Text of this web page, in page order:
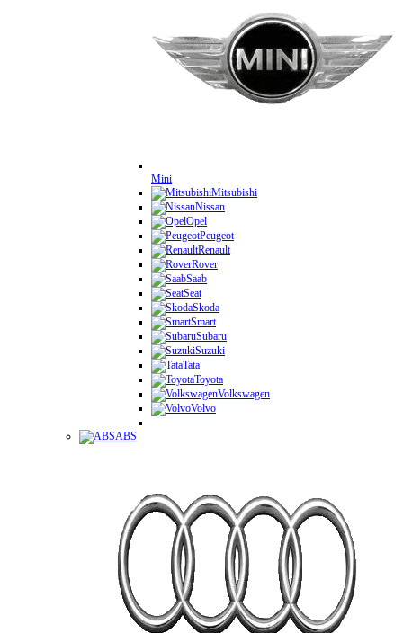
Mini
Mitsubishi
Nissan
Opel
Peugeot
Renault
Rover
Saab
Seat
Skoda
Smart
Subaru
Suzuki
Tata
Toyota
Volkswagen
Volvo
ABS